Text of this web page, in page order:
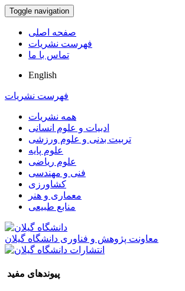
Toggle navigation
صفحه اصلی
فهرست نشریات
تماس با ما
English
فهرست نشریات
همه نشریات
ادبیات و علوم انسانی
تربیت بدنی و علوم ورزشی
علوم پایه
علوم ریاضی
فنی و مهندسی
کشاورزی
معماری و هنر
منابع طبیعی
معاونت پژوهش و فناوری دانشگاه گیلان
پیوندهای مفید